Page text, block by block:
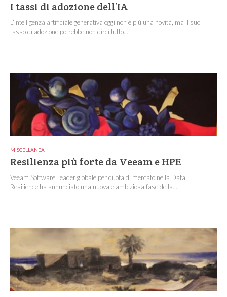
I tassi di adozione dell’IA
L’intelligenza artificiale generativa oggi non è più una novità, ma il suo
tasso di adozione potrebbe non dirci tutto...
MISCELLANEA
Resilienza più forte da Veeam e HPE
Veeam Software, leader globale per quota di mercato nella Data
Resilience,ha annunciato una nuova e ambiziosa fase della...